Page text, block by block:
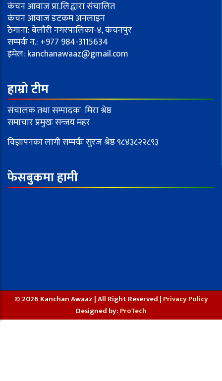
कंचन आवाज प्रा.लि.द्वारा संचालित
कंचन आवाज डटकम अनलाइन
ठेगाना: बेलौरी नगरपालिका-४, कंचनपुर
सम्पर्क न.: +977 984-3115634
इमेल: kanchanawaaz@gmail.com
हाम्रो टीम
संचालक तथा सम्पादकः मिरा श्रेष्ठ
समाचार प्रमुखः सन्जय महर
विज्ञापनका लागी सम्पर्कः सुरज श्रेष्ठ ९८४३८२२८९३
फेसबुकमा हामी
© 2026 Kanchan Awaaz | All Right Reserved | Privacy Policy
Designed by: ProTech